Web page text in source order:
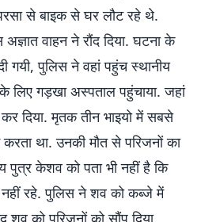
से बाइक से घर लौट रहे थे.
वाहन ने रौंद दिया. घटना के
गयी, पुलिस ने वहां पहुंच स्थानीय
लिए गड़खा अस्पताल पहुंचाया. जहां
दिया. मृतक तीन भाइयो में सबसे
था. उनकी मौत से परिजनों का
पुत्र केशव को पता भी नहीं है कि
रहे. पुलिस ने शव को कब्जे में
शव को परिजनों को सौंप दिया.